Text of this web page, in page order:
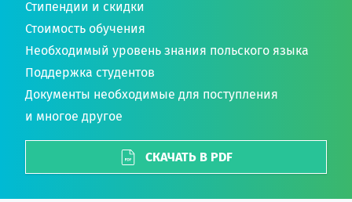
Стипендии и скидки
Стоимость обучения
Необходимый уровень знания польского языка
Поддержка студентов
Документы необходимые для поступления
и многое другое
СКАЧАТЬ В PDF